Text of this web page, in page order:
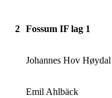
2 Fossum IF lag 1
Johannes Hov Høydal
Emil Ahlbäck